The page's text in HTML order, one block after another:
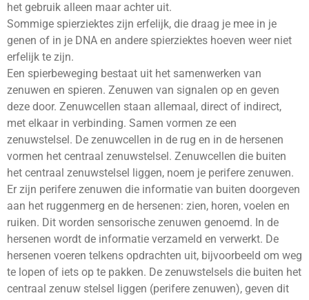
het gebruik alleen maar achter uit.
Sommige spierziektes zijn erfelijk, die draag je mee in je
genen of in je DNA en andere spierziektes hoeven weer niet
erfelijk te zijn.
Een spierbeweging bestaat uit het samenwerken van
zenuwen en spieren. Zenuwen van signalen op en geven
deze door. Zenuwcellen staan allemaal, direct of indirect,
met elkaar in verbinding. Samen vormen ze een
zenuwstelsel. De zenuwcellen in de rug en in de hersenen
vormen het centraal zenuwstelsel. Zenuwcellen die buiten
het centraal zenuwstelsel liggen, noem je perifere zenuwen.
Er zijn perifere zenuwen die informatie van buiten doorgeven
aan het ruggenmerg en de hersenen: zien, horen, voelen en
ruiken. Dit worden sensorische zenuwen genoemd. In de
hersenen wordt de informatie verzameld en verwerkt. De
hersenen voeren telkens opdrachten uit, bijvoorbeeld om weg
te lopen of iets op te pakken. De zenuwstelsels die buiten het
centraal zenuw stelsel liggen (perifere zenuwen), geven dit